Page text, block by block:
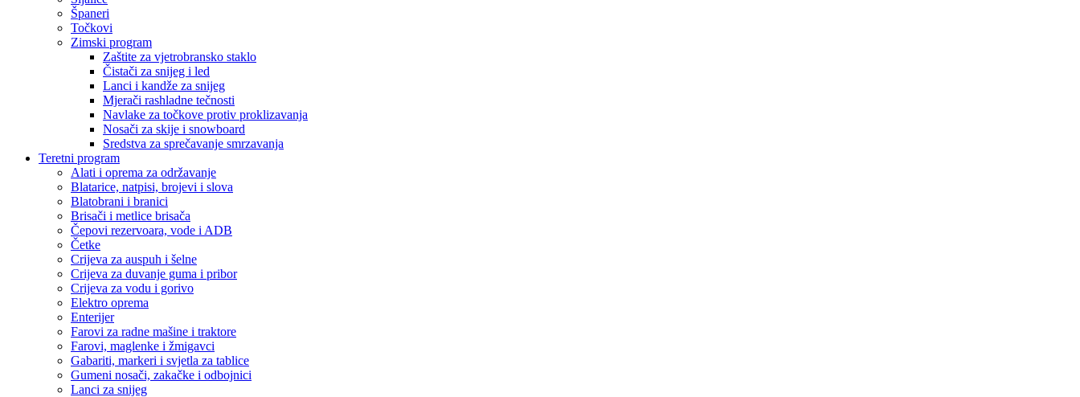
Španeri
Točkovi
Zimski program
Zaštite za vjetrobransko staklo
Čistači za snijeg i led
Lanci i kandže za snijeg
Mjerači rashladne tečnosti
Navlake za točkove protiv proklizavanja
Nosači za skije i snowboard
Sredstva za sprečavanje smrzavanja
Teretni program
Alati i oprema za održavanje
Blatarice, natpisi, brojevi i slova
Blatobrani i branici
Brisači i metlice brisača
Čepovi rezervoara, vode i ADB
Četke
Crijeva za auspuh i šelne
Crijeva za duvanje guma i pribor
Crijeva za vodu i gorivo
Elektro oprema
Enterijer
Farovi za radne mašine i traktore
Farovi, maglenke i žmigavci
Gabariti, markeri i svjetla za tablice
Gumeni nosači, zakačke i odbojnici
Lanci za snijeg